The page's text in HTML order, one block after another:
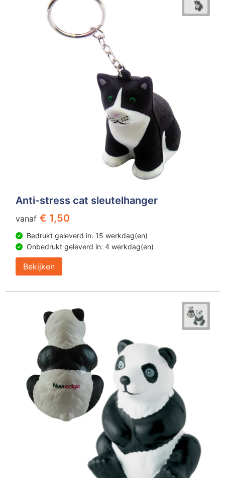
Anti-stress cat sleutelhanger
vanaf € 1,50
Bedrukt geleverd in: 15 werkdag(en)
Onbedrukt geleverd in: 4 werkdag(en)
Bekijken